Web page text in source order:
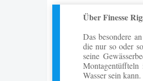
Über Finesse
Das besondere
die nur so oder
seine
Wasser sein kann.